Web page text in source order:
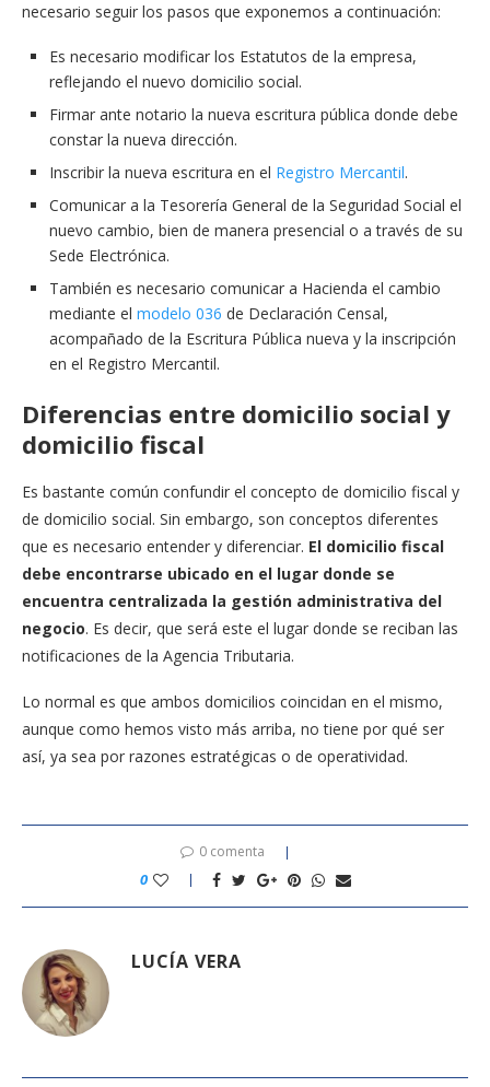
necesario seguir los pasos que exponemos a continuación:
Es necesario modificar los Estatutos de la empresa,
reflejando el nuevo domicilio social.
Firmar ante notario la nueva escritura pública donde debe
constar la nueva dirección.
Inscribir la nueva escritura en el Registro Mercantil.
Comunicar a la Tesorería General de la Seguridad Social el
nuevo cambio, bien de manera presencial o a través de su
Sede Electrónica.
También es necesario comunicar a Hacienda el cambio
mediante el modelo 036 de Declaración Censal,
acompañado de la Escritura Pública nueva y la inscripción
en el Registro Mercantil.
Diferencias entre domicilio social y
domicilio fiscal
Es bastante común confundir el concepto de domicilio fiscal y
de domicilio social. Sin embargo, son conceptos diferentes
que es necesario entender y diferenciar. El domicilio fiscal
debe encontrarse ubicado en el lugar donde se
encuentra centralizada la gestión administrativa del
negocio. Es decir, que será este el lugar donde se reciban las
notificaciones de la Agencia Tributaria.
Lo normal es que ambos domicilios coincidan en el mismo,
aunque como hemos visto más arriba, no tiene por qué ser
así, ya sea por razones estratégicas o de operatividad.
0 comenta
0
LUCÍA VERA